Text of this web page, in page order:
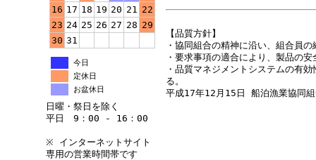
16 17 18 19 20 21 22
23 24 25 26 27 28 29
30 31
今日
定休日
お盆休日
日曜・祭日を除く
平日 9：00 - 16：00
※ インターネットサイト
専用の営業時間帯です
【品質方針】
・協同組合の精神に沿い、組合員
・要求事項の適合により、製品の
・品質マネジメントシステムの有
る。
平成17年12月15日 船泊漁業協同